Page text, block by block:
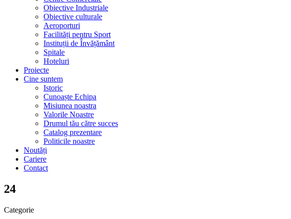
Obiective Industriale
Obiective culturale
Aeroporturi
Facilități pentru Sport
Instituții de Învățământ
Spitale
Hoteluri
Proiecte
Cine suntem
Istoric
Cunoaște Echipa
Misiunea noastra
Valorile Noastre
Drumul tău către succes
Catalog prezentare
Politicile noastre
Noutăți
Cariere
Contact
24
Categorie